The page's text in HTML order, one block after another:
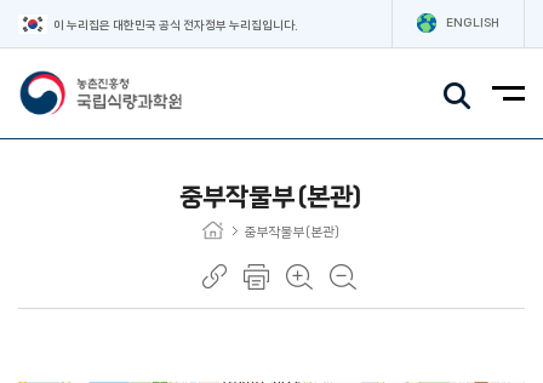
이 누리집은 대한민국 공식 전자정부 누리집입니다. ENGLISH
중부작물부(본관)
중부작물부(본관)